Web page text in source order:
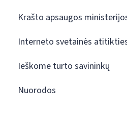
Krašto apsaugos
Interneto svetainės
Ieškome turto savininkų
Nuorodos